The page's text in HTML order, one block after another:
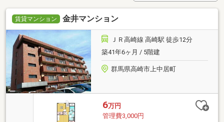
賃貸マンション 金井マンション
ＪＲ高崎線 高崎駅 徒歩12分
築41年6ヶ月 / 5階建
群馬県高崎市上中居町
6万円
管理費3,000円